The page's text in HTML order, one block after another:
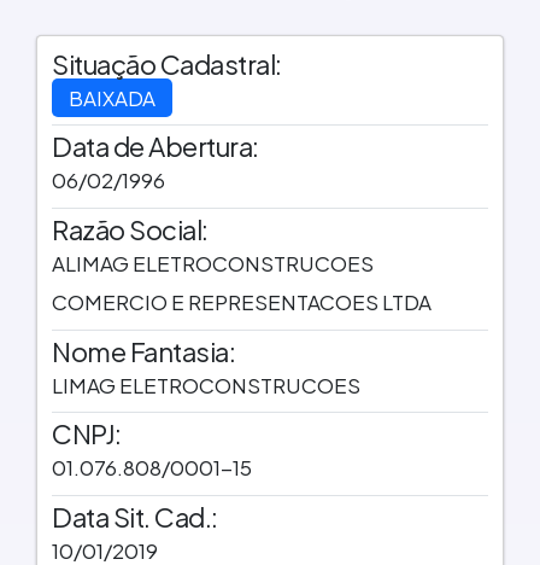
Situação Cadastral:
BAIXADA
Data de Abertura:
06/02/1996
Razão Social:
ALIMAG ELETROCONSTRUCOES
COMERCIO E REPRESENTACOES LTDA
Nome Fantasia:
LIMAG ELETROCONSTRUCOES
CNPJ:
01.076.808/0001-15
Data Sit. Cad.:
10/01/2019